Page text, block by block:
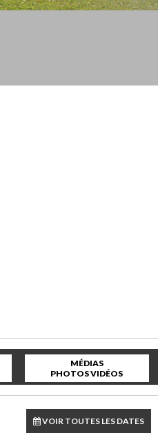
MÉDIAS
PHOTOS VIDÉOS
VOIR TOUTES LES DATES